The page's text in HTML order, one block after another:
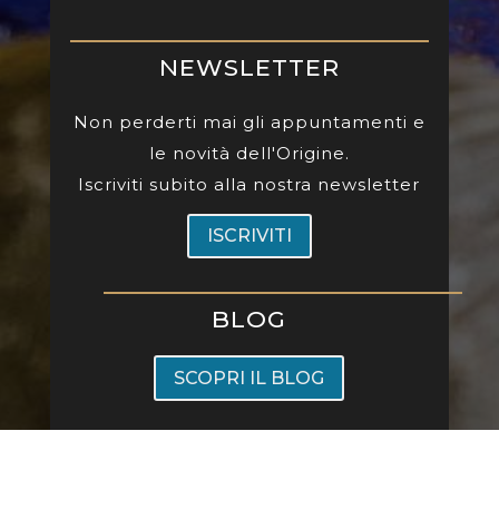
NEWSLETTER
Non perderti mai gli appuntamenti e
le novità dell'Origine.
Iscriviti subito alla nostra newsletter
ISCRIVITI
BLOG
SCOPRI IL BLOG